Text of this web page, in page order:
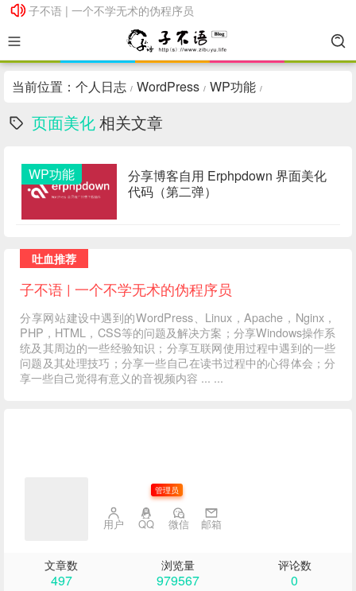
子不语 | 一个不学无术的伪程序员
子不语 | 一个不学无术的伪程序员
当前位置： 个人日志 / WordPress / WP功能 /
页面美化相关文章
WP功能
分享博客自用 Erphpdown 界面美化
代码（第二弹）
吐血推荐
子不语 | 一个不学无术的伪程序员
分享网站建设中遇到的WordPress、Linux，Apache，Nginx，
PHP，HTML，CSS等的问题及解决方案；分享Windows操作系
统及其周边的一些经验知识；分享互联网使用过程中遇到的一些
问题及其处理技巧；分享一些自己在读书过程中的心得体会；分
享一些自己觉得有意义的音视频内容 ... ...
管理员
用户 QQ 微信 邮箱
文章数
497
浏览量
979567
评论数
0